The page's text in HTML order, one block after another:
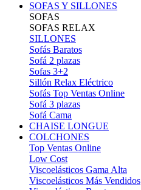
SOFAS Y SILLONES
SOFAS
SOFAS RELAX
SILLONES
Sofás Baratos
Sofá 2 plazas
Sofas 3+2
Sillón Relax Eléctrico
Sofás Top Ventas Online
Sofá 3 plazas
Sofá Cama
CHAISE LONGUE
COLCHONES
Top Ventas Online
Low Cost
Viscoelásticos Gama Alta
Viscoelásticos Más Vendidos